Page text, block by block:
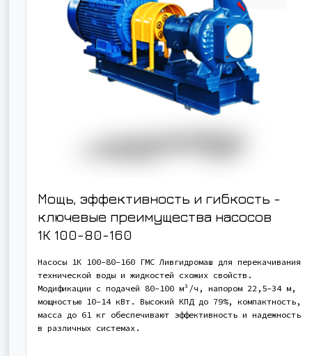
Мощь, эффективность и гибкость -
ключевые преимущества насосов
1К 100-80-160
Насосы 1К 100-80-160 ГМС Ливгидромаш для перекачивания
технической воды и жидкостей схожих свойств.
Модификации с подачей 80-100 м³/ч, напором 22,5-34 м,
мощностью 10-14 кВт. Высокий КПД до 79%, компактность,
масса до 61 кг обеспечивают эффективность и надежность
в различных системах.